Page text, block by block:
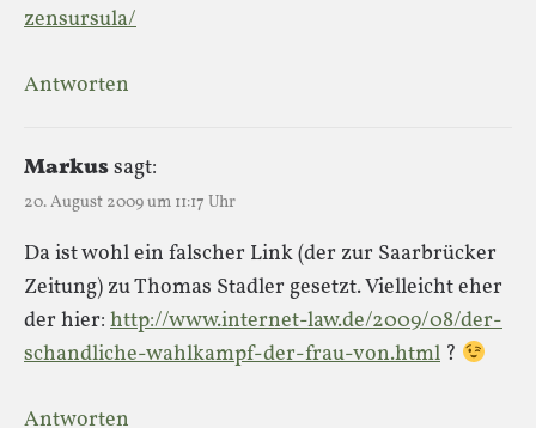
zensursula/
Antworten
Markussagt:
20. August 2009 um 11:17 Uhr
Da ist wohl ein falscher Link (der zur Saarbrücker
Zeitung) zu Thomas Stadler gesetzt. Vielleicht eher
der hier: http://www.internet-law.de/2009/08/der-
schandliche-wahlkampf-der-frau-von.html ?
Antworten